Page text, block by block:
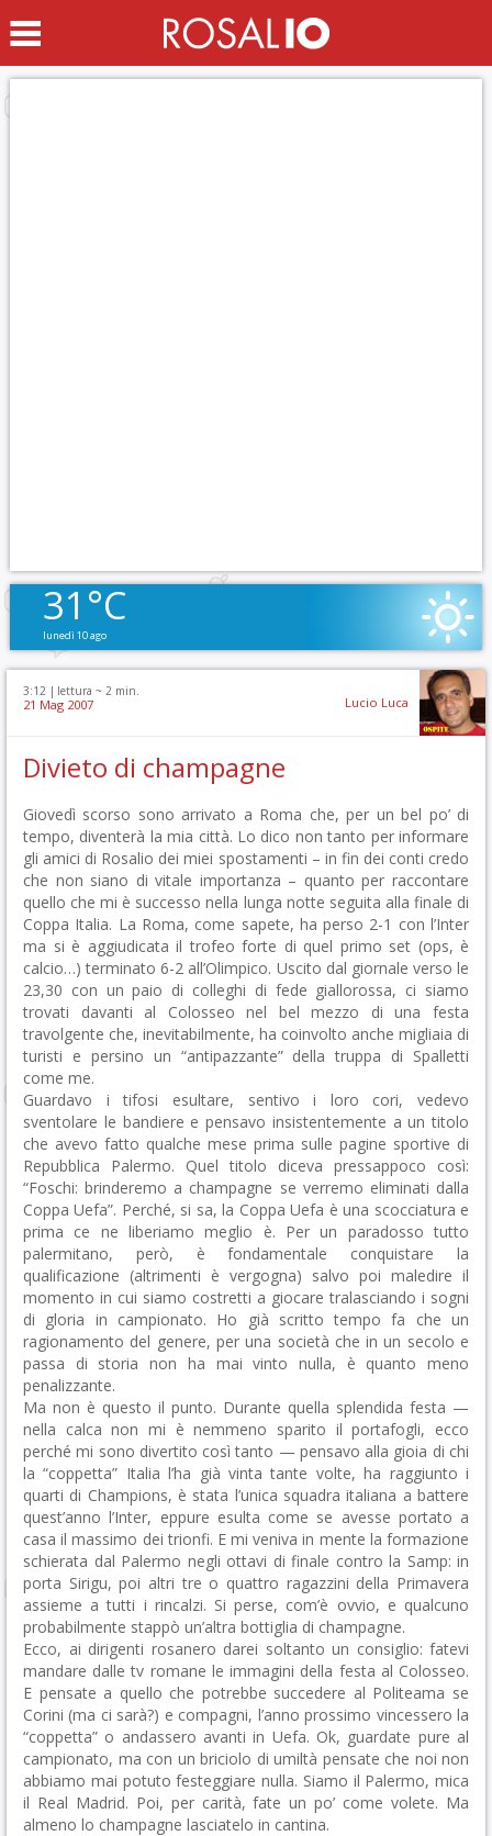
31°C
lunedì 10 ago
3:12 | lettura ~ 2 min.
21 Mag 2007 Lucio Luca
Divieto di champagne
Giovedì scorso sono arrivato a Roma che, per un bel po’ di
tempo, diventerà la mia città. Lo dico non tanto per informare
gli amici di Rosalio dei miei spostamenti – in fin dei conti credo
che non siano di vitale importanza – quanto per raccontare
quello che mi è successo nella lunga notte seguita alla finale di
Coppa Italia. La Roma, come sapete, ha perso 2-1 con l’Inter
ma si è aggiudicata il trofeo forte di quel primo set (ops, è
calcio…) terminato 6-2 all’Olimpico. Uscito dal giornale verso le
23,30 con un paio di colleghi di fede giallorossa, ci siamo
trovati davanti al Colosseo nel bel mezzo di una festa
travolgente che, inevitabilmente, ha coinvolto anche migliaia di
turisti e persino un “antipazzante” della truppa di Spalletti
come me.
Guardavo i tifosi esultare, sentivo i loro cori, vedevo
sventolare le bandiere e pensavo insistentemente a un titolo
che avevo fatto qualche mese prima sulle pagine sportive di
Repubblica Palermo. Quel titolo diceva pressappoco così:
“Foschi: brinderemo a champagne se verremo eliminati dalla
Coppa Uefa”. Perché, si sa, la Coppa Uefa è una scocciatura e
prima ce ne liberiamo meglio è. Per un paradosso tutto
palermitano, però, è fondamentale conquistare la
qualificazione (altrimenti è vergogna) salvo poi maledire il
momento in cui siamo costretti a giocare tralasciando i sogni
di gloria in campionato. Ho già scritto tempo fa che un
ragionamento del genere, per una società che in un secolo e
passa di storia non ha mai vinto nulla, è quanto meno
penalizzante.
Ma non è questo il punto. Durante quella splendida festa —
nella calca non mi è nemmeno sparito il portafogli, ecco
perché mi sono divertito così tanto — pensavo alla gioia di chi
la “coppetta” Italia l’ha già vinta tante volte, ha raggiunto i
quarti di Champions, è stata l’unica squadra italiana a battere
quest’anno l’Inter, eppure esulta come se avesse portato a
casa il massimo dei trionfi. E mi veniva in mente la formazione
schierata dal Palermo negli ottavi di finale contro la Samp: in
porta Sirigu, poi altri tre o quattro ragazzini della Primavera
assieme a tutti i rincalzi. Si perse, com’è ovvio, e qualcuno
probabilmente stappò un’altra bottiglia di champagne.
Ecco, ai dirigenti rosanero darei soltanto un consiglio: fatevi
mandare dalle tv romane le immagini della festa al Colosseo.
E pensate a quello che potrebbe succedere al Politeama se
Corini (ma ci sarà?) e compagni, l’anno prossimo vincessero la
“coppetta” o andassero avanti in Uefa. Ok, guardate pure al
campionato, ma con un briciolo di umiltà pensate che noi non
abbiamo mai potuto festeggiare nulla. Siamo il Palermo, mica
il Real Madrid. Poi, per carità, fate un po’ come volete. Ma
almeno lo champagne lasciatelo in cantina.